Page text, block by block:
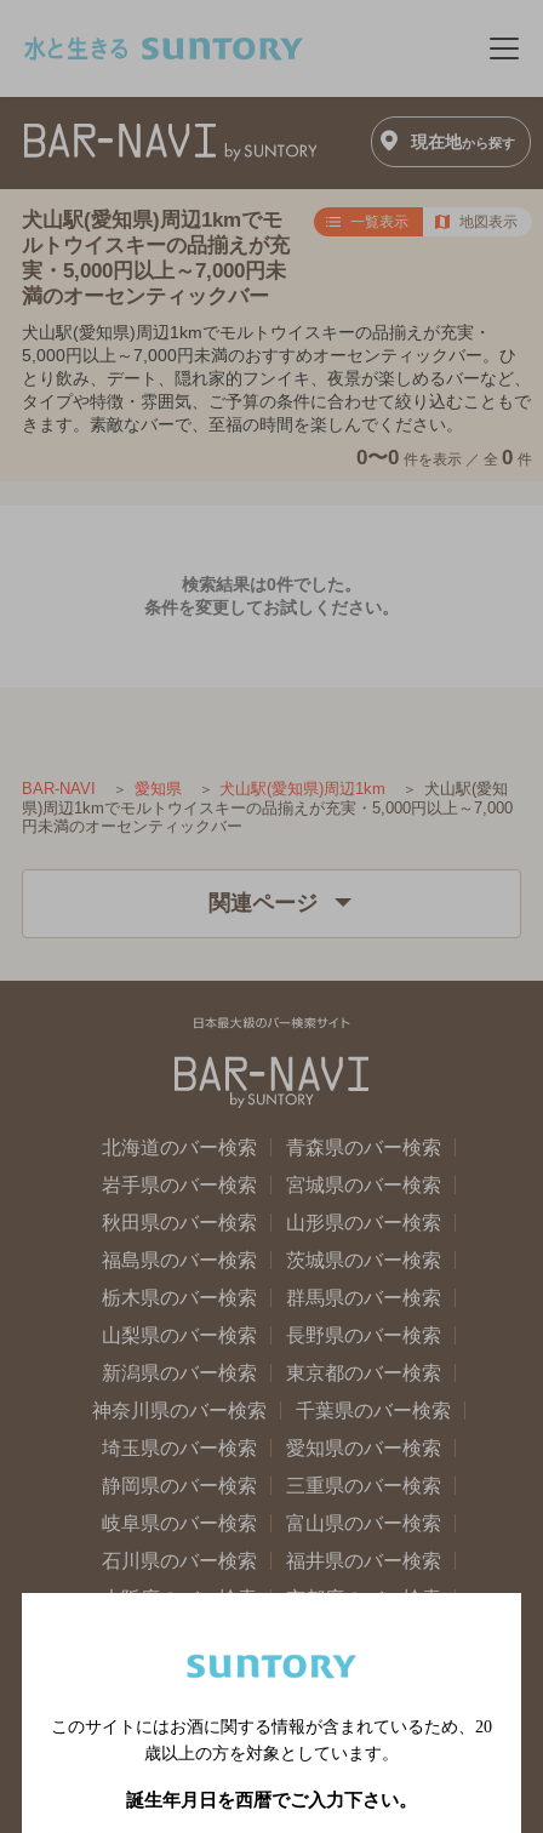
メ
現在地から探す
犬山駅(愛知県)周辺1kmでモ
ルトウイスキーの品揃えが充
実・5,000円以上～7,000円未
満のオーセンティックバー
一覧表示 地図表示
犬山駅(愛知県)周辺1kmでモルトウイスキーの品揃えが充実・
5,000円以上～7,000円未満のおすすめオーセンティックバー。ひ
とり飲み、デート、隠れ家的フンイキ、夜景が楽しめるバーなど、
タイプや特徴・雰囲気、ご予算の条件に合わせて絞り込むこともで
きます。素敵なバーで、至福の時間を楽しんでください。
0〜0 件を表示 ／ 全 0 件
検索結果は0件でした。
条件を変更してお試しください。
BAR-NAVI 愛知県 犬山駅(愛知県)周辺1km
犬山駅(愛知
県)周辺1kmでモルトウイスキーの品揃えが充実・5,000円以上～7,000
円未満のオーセンティックバー
関連ページ
北海道のバー検索
青森県のバー検索
岩手県のバー検索
宮城県のバー検索
秋田県のバー検索
山形県のバー検索
福島県のバー検索
茨城県のバー検索
栃木県のバー検索
群馬県のバー検索
山梨県のバー検索
長野県のバー検索
新潟県のバー検索
東京都のバー検索
神奈川県のバー検索
千葉県のバー検索
埼玉県のバー検索
愛知県のバー検索
静岡県のバー検索
三重県のバー検索
岐阜県のバー検索
富山県のバー検索
石川県のバー検索
福井県のバー検索
大阪府のバー検索
京都府のバー検索
滋賀県のバー検索
和歌山県のバー検索
山口県のバー検索
鳥取県のバー検索
島根県のバー検索
徳島県のバー検索
このサイトにはお酒に関する情報が含まれているため、 20
歳以上の方を対象としています。
誕生年月日を西暦でご入力下さい。